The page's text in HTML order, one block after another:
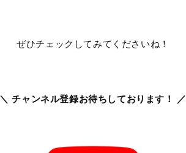
ぜひチェックしてみてくださいね ！
＼ チャンネル登録お待ちしております！ ／